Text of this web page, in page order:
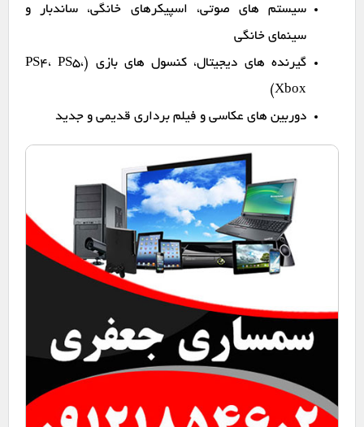
سیستم های صوتی، اسپیکرهای خانگی، ساندبار و
سینمای خانگی
گیرنده های دیجیتال، کنسول های بازی (PS4، PS5،
Xbox)
دوربین های عکاسی و فیلم برداری قدیمی و جدید